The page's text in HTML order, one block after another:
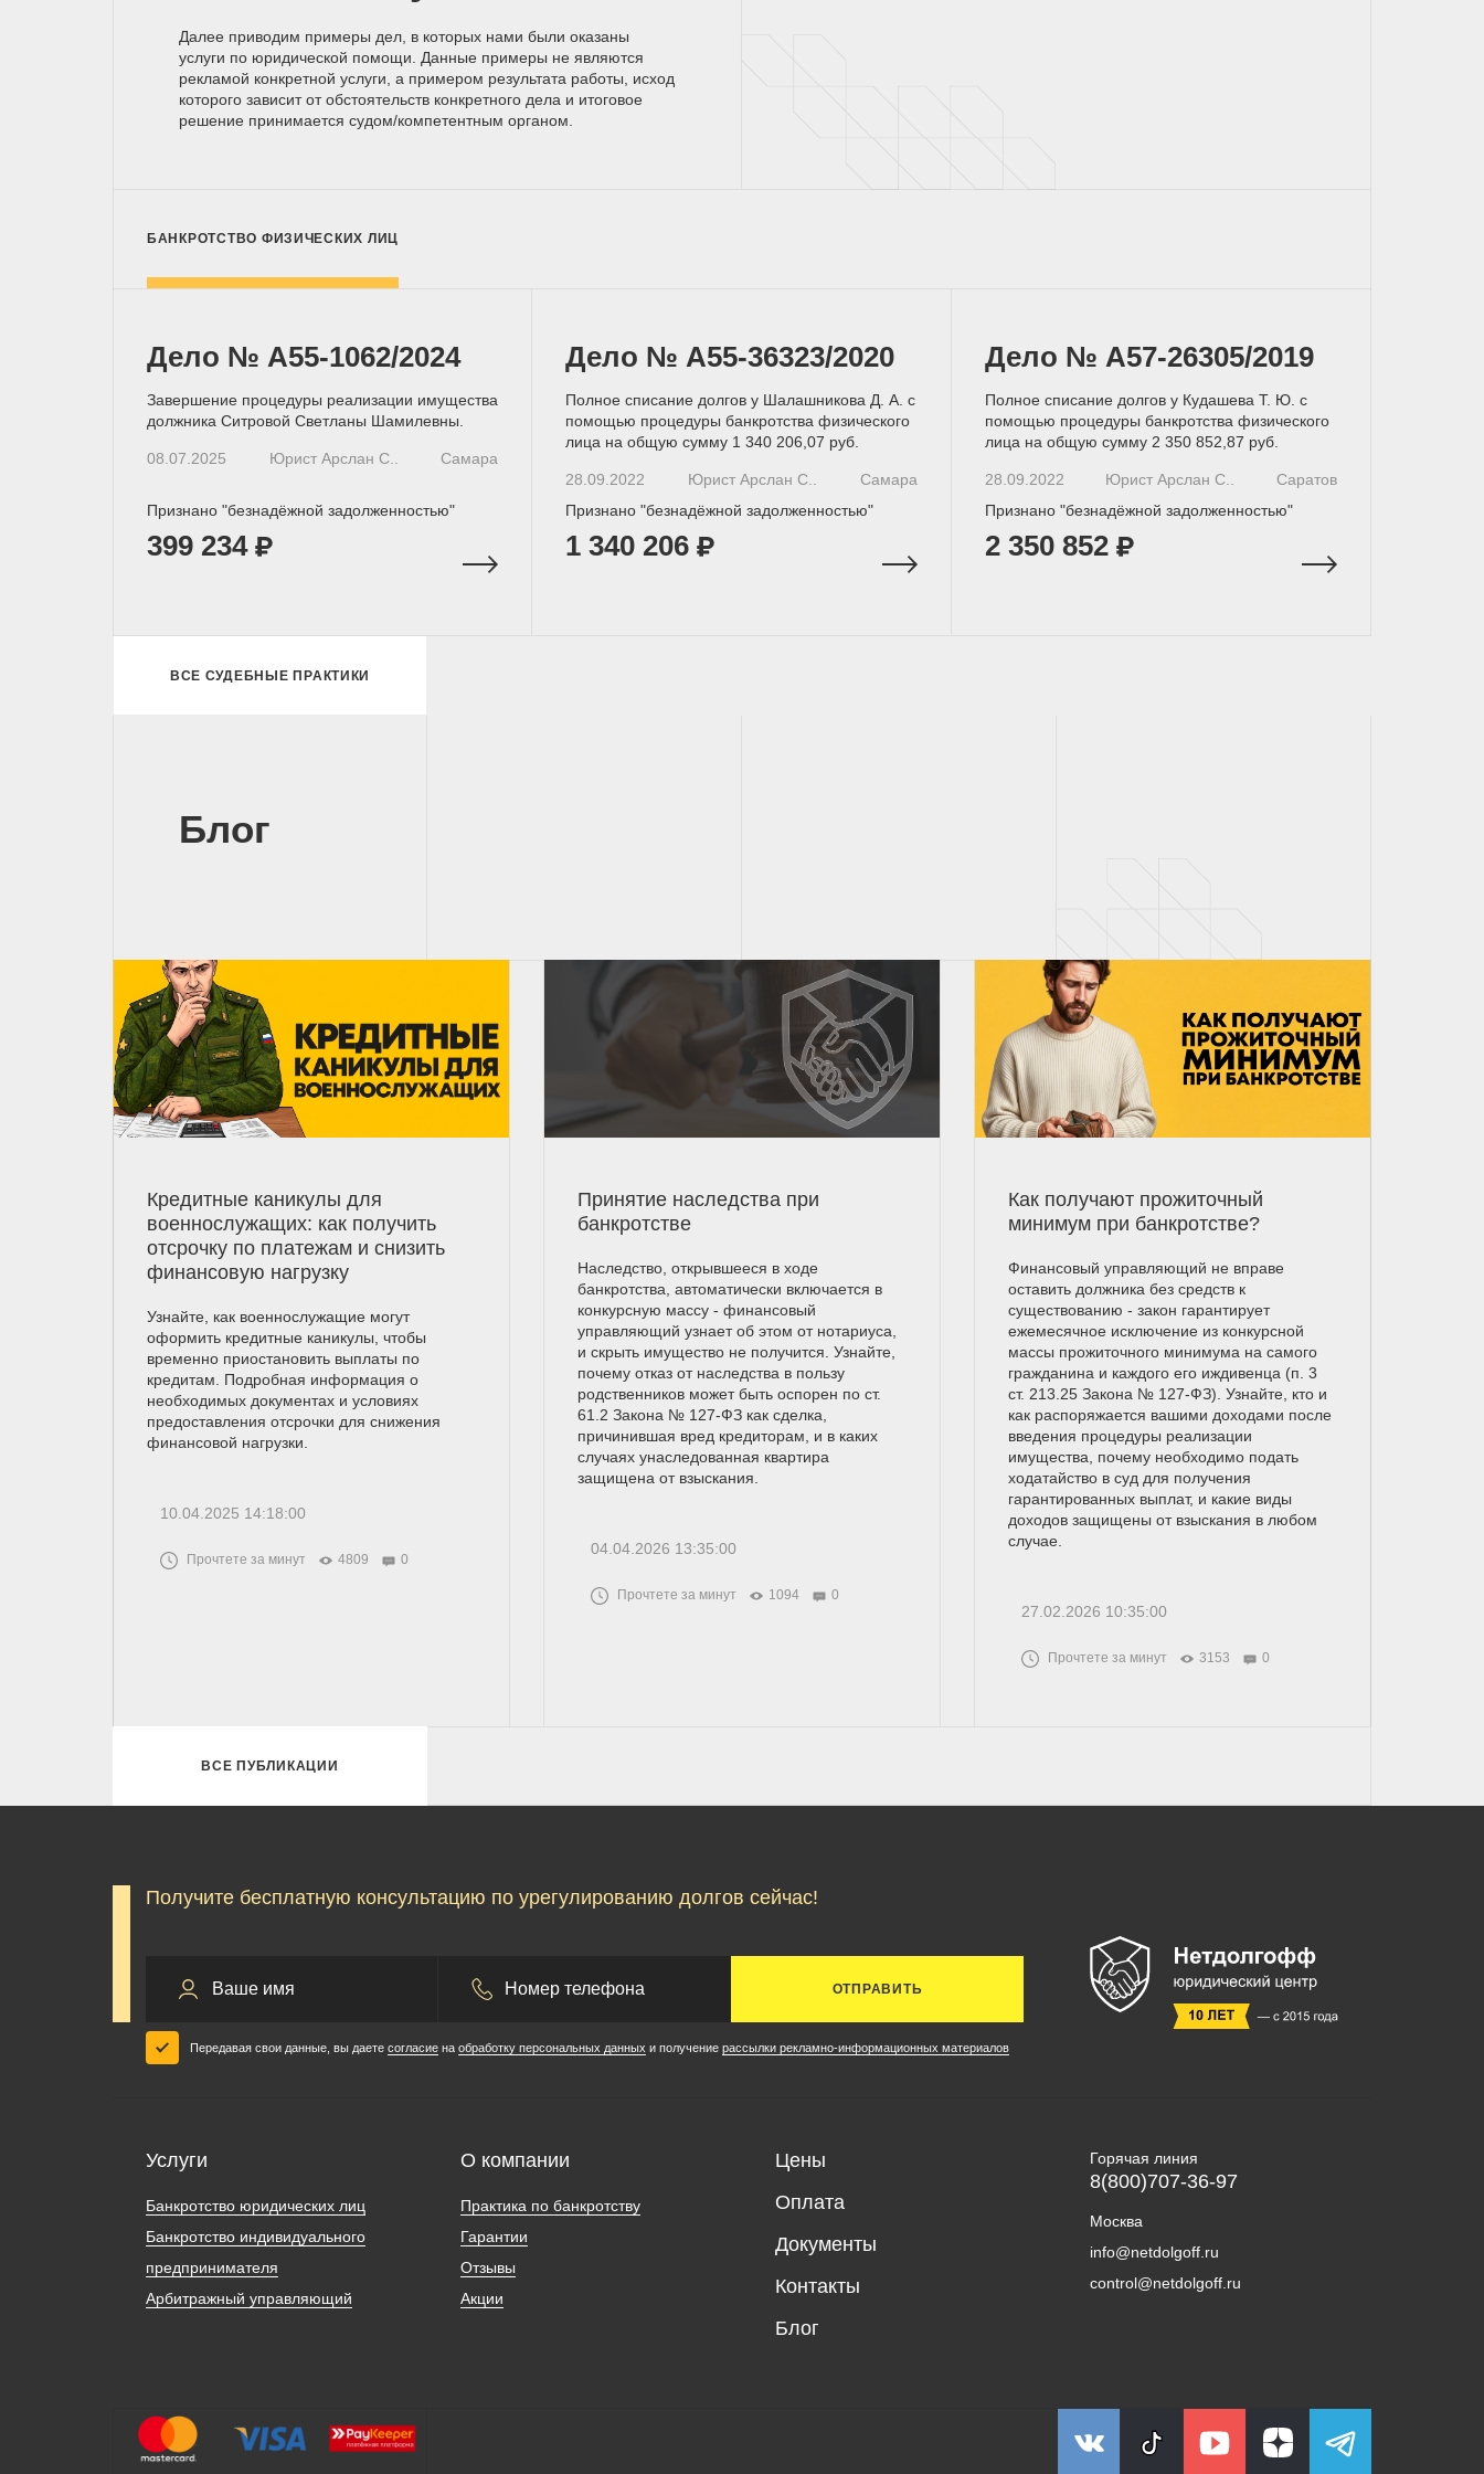
Далее приводим примеры дел, в которых нами были оказаны
услуги по юридической помощи. Данные примеры не являются
рекламой конкретной услуги, а примером результата работы, исход
которого зависит от обстоятельств конкретного дела и итоговое
решение принимается судом/компетентным органом.
БАНКРОТСТВО ФИЗИЧЕСКИХ ЛИЦ
Дело № А55-1062/2024
Завершение процедуры реализации имущества
должника Ситровой Светланы Шамилевны.
08.07.2025 Юрист Арслан С.. Самара
Признано "безнадёжной задолженностью"
399 234
Дело № А55-36323/2020
Полное списание долгов у Шалашникова Д. А. с
помощью процедуры банкротства физического
лица на общую сумму 1 340 206,07 руб.
28.09.2022 Юрист Арслан С..
Самара
Признано "безнадёжной задолженностью"
1 340 206
Дело № А57-26305/2019
Полное списание долгов у Кудашева Т. Ю. с
помощью процедуры банкротства физического
лица на общую сумму 2 350 852,87 руб.
28.09.2022 Юрист Арслан С..
Саратов
Признано "безнадёжной задолженностью"
2 350 852
ВСЕ СУДЕБНЫЕ ПРАКТИКИ
Блог
Кредитные каникулы для
военнослужащих: как получить
отсрочку по платежам и снизить
финансовую нагрузку
Узнайте, как военнослужащие могут
оформить кредитные каникулы, чтобы
временно приостановить выплаты по
кредитам. Подробная информация о
необходимых документах и условиях
предоставления отсрочки для снижения
финансовой нагрузки.
10.04.2025 14:18:00
Прочтете за минут 4809 0
Принятие наследства при
банкротстве
Наследство, открывшееся в ходе
банкротства, автоматически включается в
конкурсную массу - финансовый
управляющий узнает об этом от нотариуса,
и скрыть имущество не получится. Узнайте,
почему отказ от наследства в пользу
родственников может быть оспорен по ст.
61.2 Закона № 127-ФЗ как сделка,
причинившая вред кредиторам, и в каких
случаях унаследованная квартира
защищена от взыскания.
04.04.2026 13:35:00
Прочтете за минут 1094 0
Как получают прожиточный
минимум при банкротстве?
Финансовый управляющий не вправе
оставить должника без средств к
существованию - закон гарантирует
ежемесячное исключение из конкурсной
массы прожиточного минимума на самого
гражданина и каждого его иждивенца (п. 3
ст. 213.25 Закона № 127-ФЗ). Узнайте, кто и
как распоряжается вашими доходами после
введения процедуры реализации
имущества, почему необходимо подать
ходатайство в суд для получения
гарантированных выплат, и какие виды
доходов защищены от взыскания в любом
случае.
27.02.2026 10:35:00
Прочтете за минут 3153 0
ВСЕ ПУБЛИКАЦИИ
Получите бесплатную консультацию по урегулированию долгов сейчас!
ОТПРАВИТЬ
Передавая свои данные, вы даете согласие на обработку персональных данных и получение рассылки рекламно-информационных материалов
Услуги
Банкротство юридических лиц
Банкротство индивидуального
предпринимателя
Арбитражный управляющий
О компании
Практика по банкротству
Гарантии
Отзывы
Акции
Цены
Оплата
Документы
Контакты
Блог
Горячая линия
8(800)707-36-97
Москва
info@netdolgoff.ru
control@netdolgoff.ru